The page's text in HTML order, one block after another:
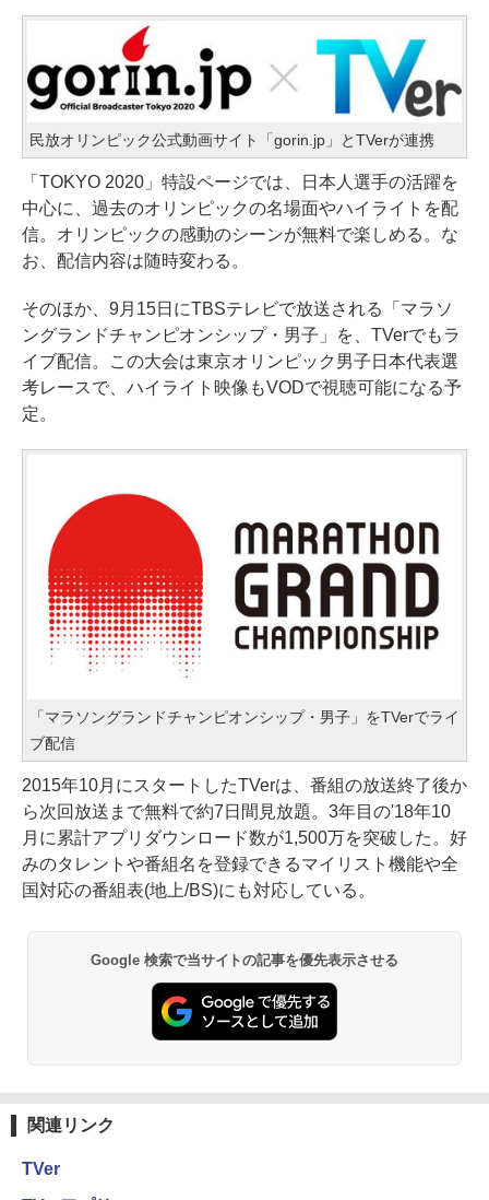
民放オリンピック公式動画サイト「gorin.jp」とTVerが連携
「TOKYO 2020」特設ページでは、日本人選手の活躍を
中心に、過去のオリンピックの名場面やハイライトを配
信。オリンピックの感動のシーンが無料で楽しめる。な
お、配信内容は随時変わる。
そのほか、9月15日にTBSテレビで放送される「マラソ
ングランドチャンピオンシップ・男子」を、TVerでもラ
イブ配信。この大会は東京オリンピック男子日本代表選
考レースで、ハイライト映像もVODで視聴可能になる予
定。
「マラソングランドチャンピオンシップ・男子」をTVerでライ
ブ配信
2015年10月にスタートしたTVerは、番組の放送終了後か
ら次回放送まで無料で約7日間見放題。3年目の'18年10
月に累計アプリダウンロード数が1,500万を突破した。好
みのタレントや番組名を登録できるマイリスト機能や全
国対応の番組表(地上/BS)にも対応している。
Google 検索で当サイトの記事を優先表示させる
関連リンク
TVer